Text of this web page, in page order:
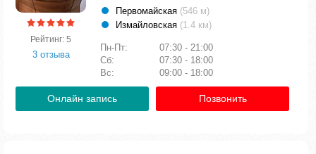
Рейтинг: 5
3 отзыва
Первомайская (546 м)
Измайловская (1.4 км)
Пн-Пт:
07:30 - 21:00
Сб:
07:30 - 18:00
Вс:
09:00 - 18:00
Онлайн запись Позвонить